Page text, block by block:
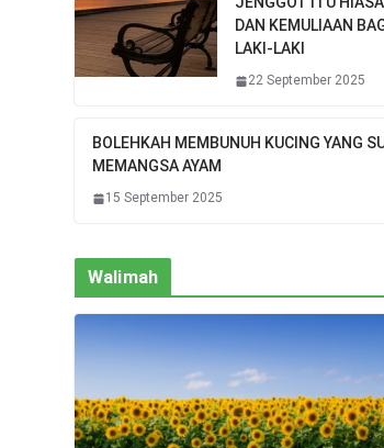
DAN KEMULIAAN
LAKI-LAKI
22 September 2025
BOLEHKAH MEMBUNUH KUCING YANG
MEMANGSA AYAM
15 September 2025
Walimah